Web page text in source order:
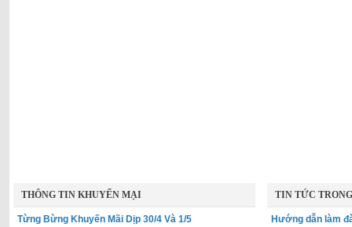
THÔNG TIN KHUYẾN MẠI
Từng Bừng Khuyến Mãi Dịp 30/4 Và 1/5
TIN TỨC
Hướng dẫn làm